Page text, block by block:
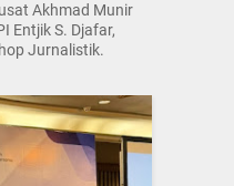
Akhmad Munir
Entjik S. Djafar,
Jurnalistik.